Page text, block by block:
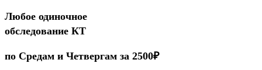
Любое одиночное
обследование КТ
по Средам и Четвергам за 2500₽